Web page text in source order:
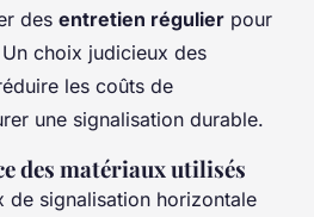
des entretien régulier pour
choix judicieux des
les coûts de
une signalisation durable.
des matériaux utilisés
de signalisation horizontale